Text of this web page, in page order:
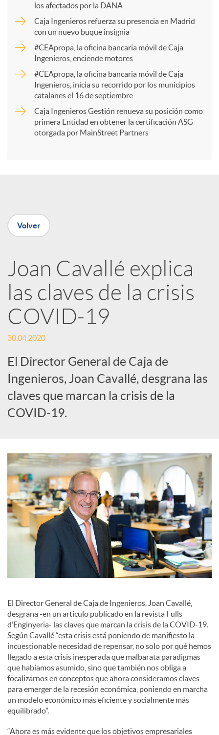
p
a
r
t
n
R
e
d
e
s
S
o
c
i
l
e
s
los afectados por la DANA
Caja Ingenieros refuerza su presencia en Madrid
con un nuevo buque insignia
#CEApropa, la oficina bancaria móvil de Caja
Ingenieros, enciende motores
#CEApropa, la oficina bancaria móvil de Caja
Ingenieros, inicia su recorrido por los municipios
catalanes el 16 de septiembre
Caja Ingenieros Gestión renueva su posición como
primera Entidad en obtener la certificación ASG
otorgada por MainStreet Partners
Volver
Joan Cavallé explica
las claves de la crisis
COVID-19
30.04.2020
El Director General de Caja de
Ingenieros, Joan Cavallé, desgrana las
claves que marcan la crisis de la
COVID-19.
El Director General de Caja de Ingenieros, Joan Cavallé,
desgrana -en un artículo publicado en la revista Fulls
d’Enginyeria- las claves que marcan la crisis de la COVID-19.
Según Cavallé “esta crisis está poniendo de manifiesto la
incuestionable necesidad de repensar, no solo por qué hemos
llegado a esta crisis inesperada que malbarata paradigmas
que habíamos asumido, sino que también nos obliga a
focalizarnos en conceptos que ahora consideramos claves
para emerger de la recesión económica, poniendo en marcha
un modelo económico más eficiente y socialmente más
equilibrado”.
“Ahora es más evidente que los objetivos empresariales